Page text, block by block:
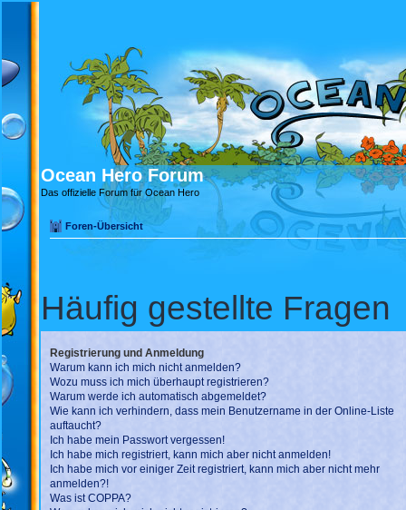
Ocean Hero Forum
Das offizielle Forum für Ocean Hero
Foren-Übersicht
Häufig gestellte Fragen
Registrierung und Anmeldung
Warum kann ich mich nicht anmelden?
Wozu muss ich mich überhaupt registrieren?
Warum werde ich automatisch abgemeldet?
Wie kann ich verhindern, dass mein Benutzername in der Online-Liste
auftaucht?
Ich habe mein Passwort vergessen!
Ich habe mich registriert, kann mich aber nicht anmelden!
Ich habe mich vor einiger Zeit registriert, kann mich aber nicht mehr
anmelden?!
Was ist COPPA?